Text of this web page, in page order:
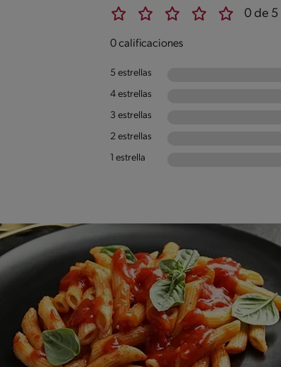
0 de 5
0 calificaciones
5 estrellas
4 estrellas
3 estrellas
2 estrellas
1 estrella